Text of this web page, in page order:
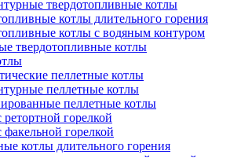
твердотопливные котлы
котлы длительного горения
котлы с водяным контуром
твердотопливные котлы
пеллетные котлы
пеллетные котлы
пеллетные котлы
горелкой
горелкой
котлы длительного горения